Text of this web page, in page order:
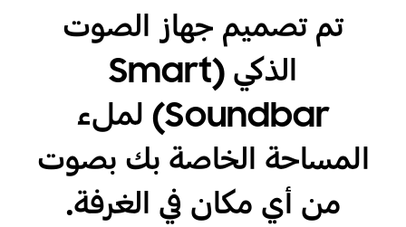
تم تصميم جهاز الصوت
الذكي (Smart
Soundbar) لملء
المساحة الخاصة بك بصوت
من أي مكان في الغرفة.